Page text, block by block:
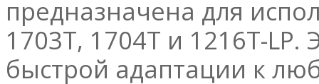
предназначена для
1703T, 1704T и 1216T-
быстрой адаптации к